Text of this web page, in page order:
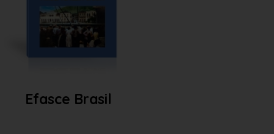
Efasce Brasil